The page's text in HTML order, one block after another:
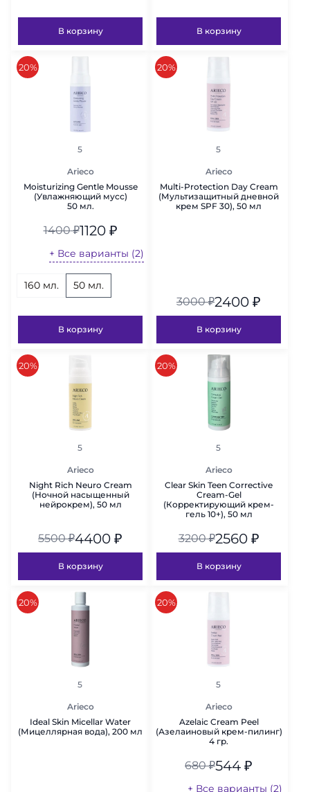
В корзину В корзину
скидка
20%
рейтинг
5
Arieco
Moisturizing Gentle Mousse
(Увлажняющий мусс)
50 мл.
1400₽1120₽
+ Все варианты (2)
160 мл. 50 мл.
В корзину
скидка
20%
рейтинг
5
Arieco
Multi-Protection Day Cream
(Мультизащитный дневной
крем SPF 30), 50 мл
3000₽2400 ₽
В корзину
скидка
20%
рейтинг
5
Arieco
Night Rich Neuro Cream
(Ночной насыщенный
нейрокрем), 50 мл
5500₽4400 ₽
В корзину
скидка
20%
рейтинг
5
Arieco
Clear Skin Teen Corrective
Cream-Gel
(Корректирующий крем-
гель 10+), 50 мл
3200₽2560₽
В корзину
скидка
20%
рейтинг
5
Arieco
Ideal Skin Micellar Water
(Мицеллярная вода), 200 мл
скидка
20%
рейтинг
5
Arieco
Azelaic Cream Peel
(Азелаиновый крем-пилинг)
4 гр.
680₽544 ₽
+ Все варианты (2)